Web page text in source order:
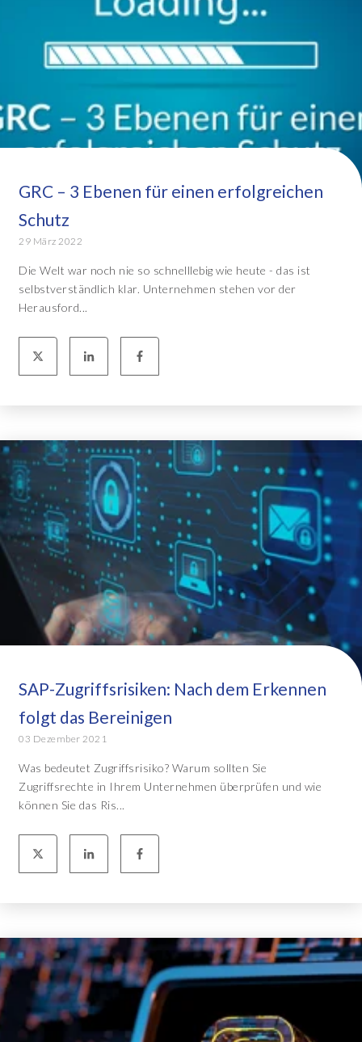
GRC – 3 Ebenen für einen erfolgreichen
Schutz
29 März 2022
Die Welt war noch nie so schnelllebig wie heute - das ist
selbstverständlich klar. Unternehmen stehen vor der
Herausford...
SAP-Zugriffsrisiken: Nach dem Erkennen
folgt das Bereinigen
03 Dezember 2021
Was bedeutet Zugriffsrisiko? Warum sollten Sie
Zugriffsrechte in Ihrem Unternehmen überprüfen und wie
können Sie das Ris...